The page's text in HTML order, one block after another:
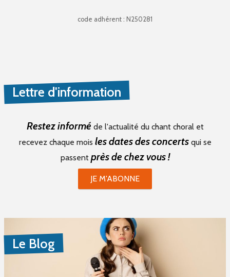
code adhérent : N250281
Lettre d'information
Restez informé de l'actualité du chant choral et
recevez chaque mois les dates des concertsqui se
passent près de chez vous !
JE M'ABONNE
Le Blog